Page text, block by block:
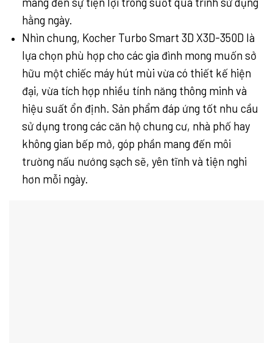
hằng ngày.
Nhìn chung, Kocher Turbo Smart 3D X3D-350D là
lựa chọn phù hợp cho các gia đình mong muốn sở
hữu một chiếc máy hút mùi vừa có thiết kế hiện
đại, vừa tích hợp nhiều tính năng thông minh và
hiệu suất ổn định. Sản phẩm đáp ứng tốt nhu cầu
sử dụng trong các căn hộ chung cư, nhà phố hay
không gian bếp mở, góp phần mang đến môi
trường nấu nướng sạch sẽ, yên tĩnh và tiện nghi
hơn mỗi ngày.